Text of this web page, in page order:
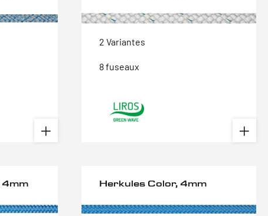
2 Variantes
8 fuseaux
4mm Herkules Color, 4mm